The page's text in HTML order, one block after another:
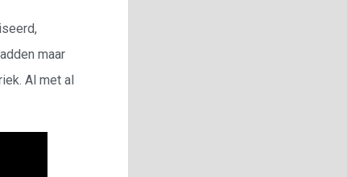
maar
Al met al